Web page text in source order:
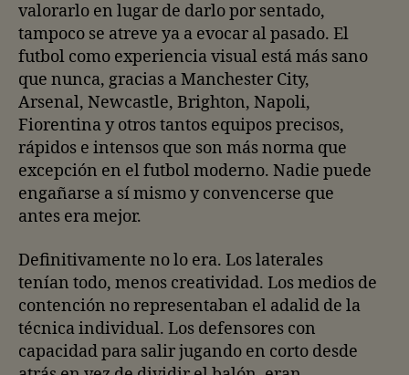
valorarlo en lugar de darlo por sentado,
tampoco se atreve ya a evocar al pasado. El
futbol como experiencia visual está más sano
que nunca, gracias a Manchester City,
Arsenal, Newcastle, Brighton, Napoli,
Fiorentina y otros tantos equipos precisos,
rápidos e intensos que son más norma que
excepción en el futbol moderno. Nadie puede
engañarse a sí mismo y convencerse que
antes era mejor.
Definitivamente no lo era. Los laterales
tenían todo, menos creatividad. Los medios de
contención no representaban el adalid de la
técnica individual. Los defensores con
capacidad para salir jugando en corto desde